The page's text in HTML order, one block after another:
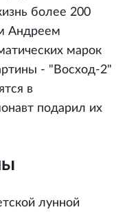
более 200
Андреем
марок
- "Восход-2"
в
подарил их
лунной